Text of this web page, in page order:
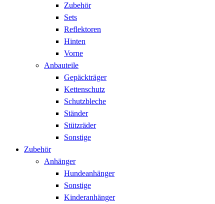
Zubehör
Sets
Reflektoren
Hinten
Vorne
Anbauteile
Gepäckträger
Kettenschutz
Schutzbleche
Ständer
Stützräder
Sonstige
Zubehör
Anhänger
Hundeanhänger
Sonstige
Kinderanhänger